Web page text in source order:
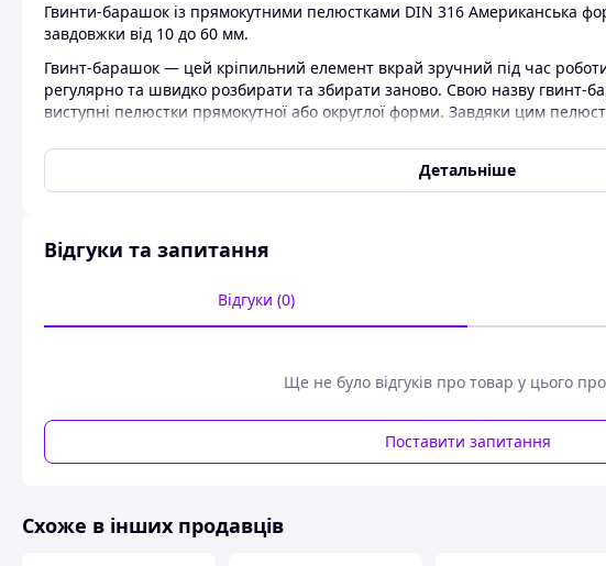
Гвинти-барашок із прямокутними пелюстками DIN 316 Американська
завдовжки від 10 до 60 мм.
Гвинт-барашок — цей кріпильний елемент вкрай зручний під час роботи
регулярно та швидко розбирати та збирати заново. Свою назву гвинт-
виступні пелюстки прямокутної або округлої форми. Завдяки цим
крутного моменту через пелюстки гвинта, що й забезпечує швидкість і
використовуються всілякі матеріали: ковкий чавун, сталь із
як-от латунь і поліамід. Покриття на барашкові гвинти наноситься
жовтопасування.
Детальніше
Відгуки та запитання
Відгуки (0)
Ще не було відгуків про товар у цього
Поставити запитання
Схоже в інших продавців